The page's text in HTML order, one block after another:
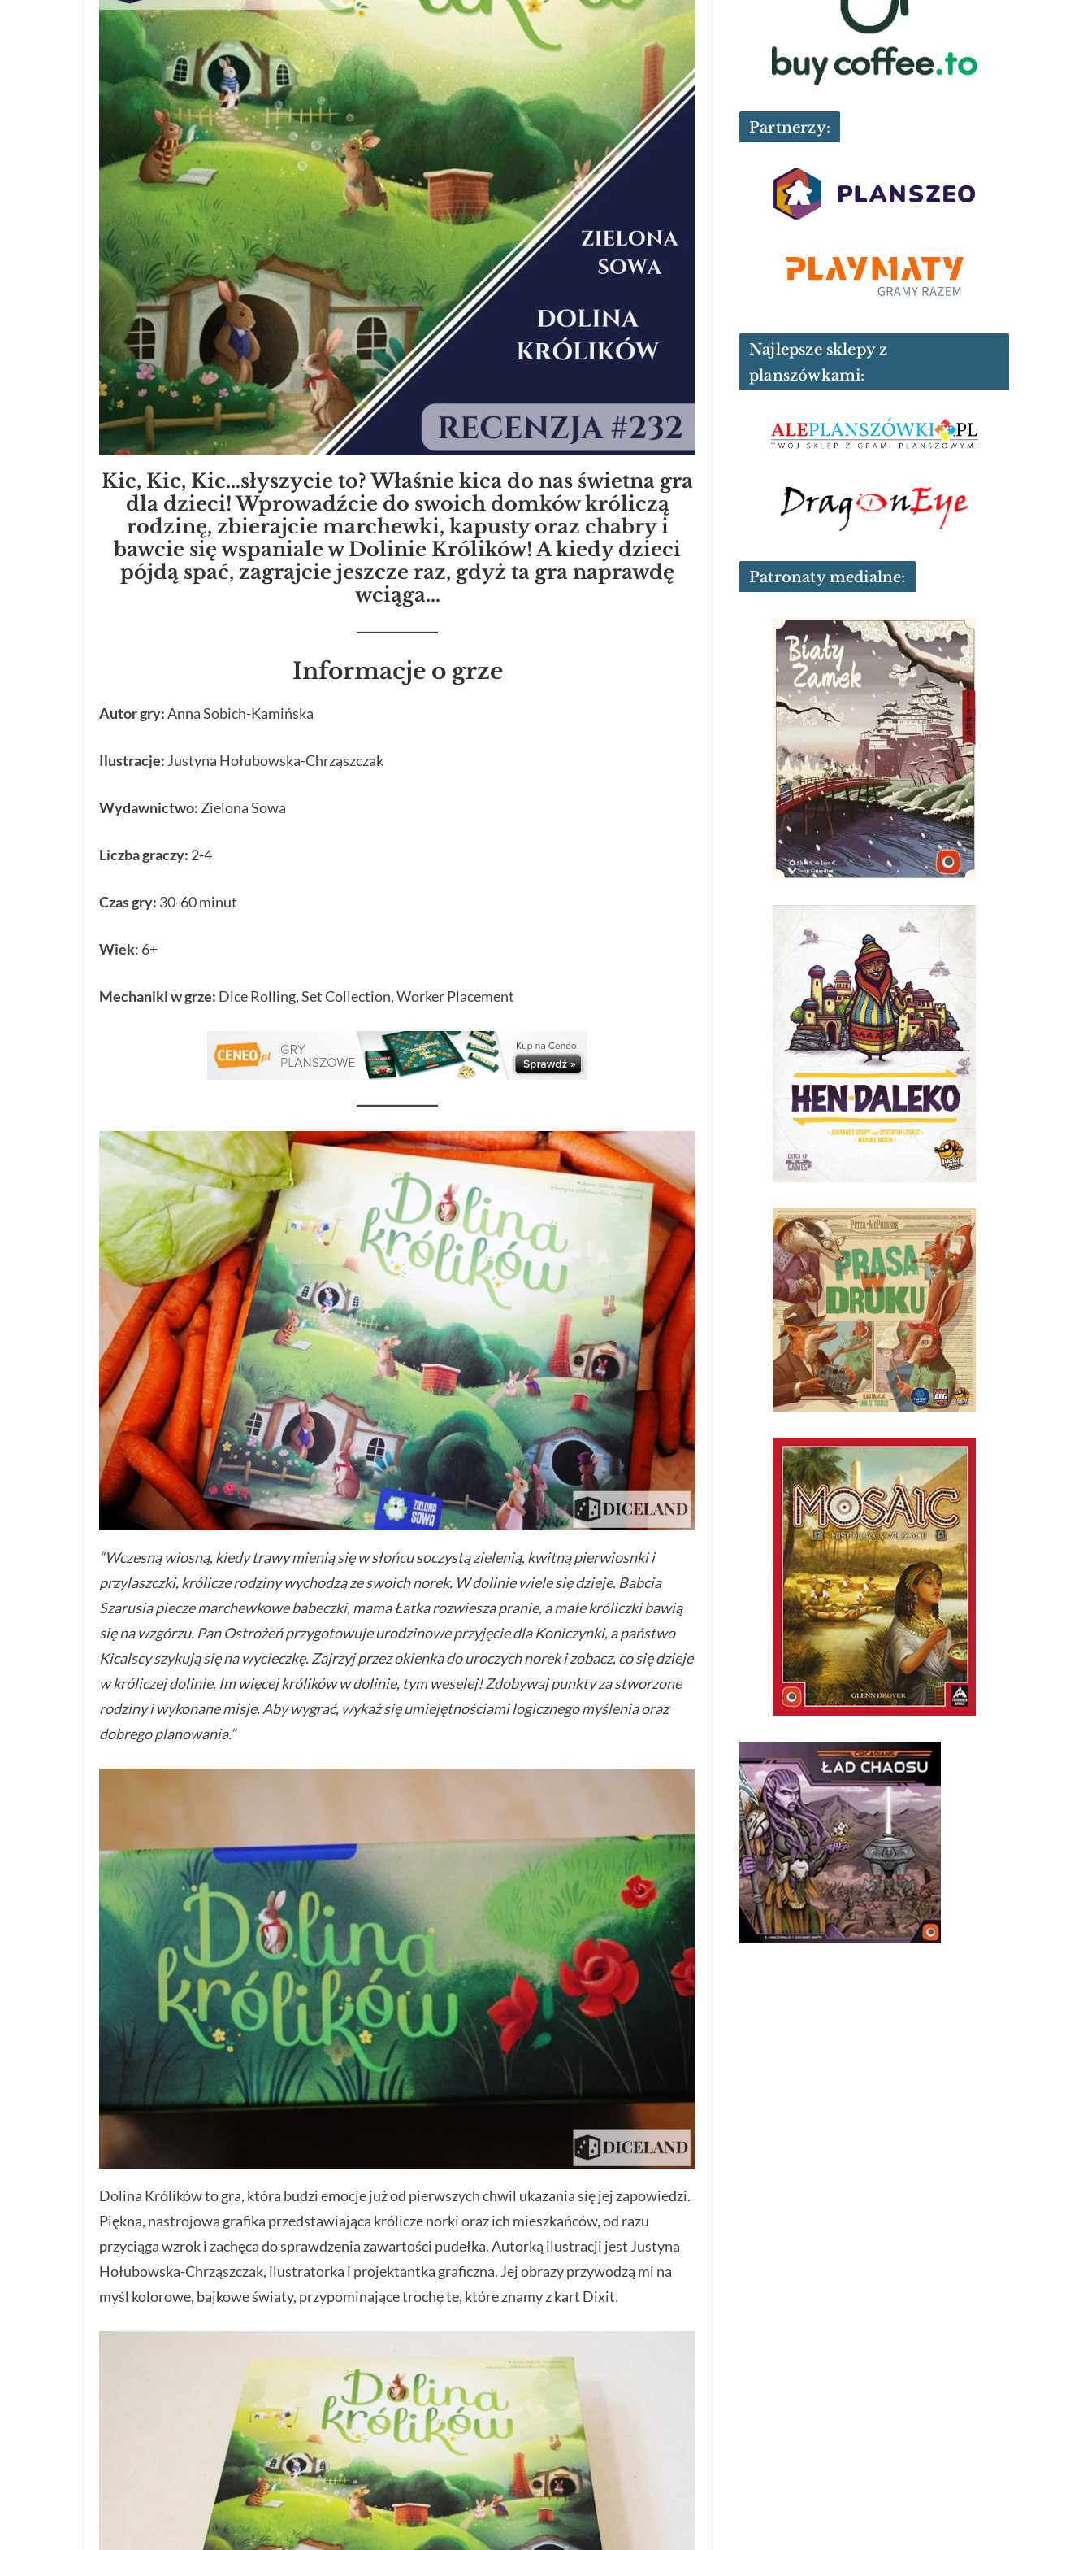
Kic, Kic, Kic…słyszycie to? Właśnie kica do nas świetna gra
dla dzieci! Wprowadźcie do swoich domków króliczą
rodzinę, zbierajcie marchewki, kapusty oraz chabry i
bawcie się wspaniale w Dolinie Królików! A kiedy dzieci
pójdą spać, zagrajcie jeszcze raz, gdyż ta gra naprawdę
wciąga…
Informacje o grze
Autor gry:Anna Sobich-Kamińska
Ilustracje: Justyna Hołubowska-Chrząszczak
Wydawnictwo: Zielona Sowa
Liczba graczy: 2-4
Czas gry: 30-60 minut
Wiek: 6+
Mechaniki w grze: Dice Rolling, Set Collection, Worker Placement
“Wczesną wiosną, kiedy trawy mienią się w słońcu soczystą zielenią, kwitną pierwiosnki i
przylaszczki, królicze rodziny wychodzą ze swoich norek. W dolinie wiele się dzieje. Babcia
Szarusia piecze marchewkowe babeczki, mama Łatka rozwiesza pranie, a małe króliczki bawią
się na wzgórzu. Pan Ostrożeń przygotowuje urodzinowe przyjęcie dla Koniczynki, a państwo
Kicalscy szykują się na wycieczkę. Zajrzyj przez okienka do uroczych norek i zobacz, co się dzieje
w króliczej dolinie. Im więcej królików w dolinie, tym weselej! Zdobywaj punkty za stworzone
rodziny i wykonane misje. Aby wygrać, wykaż się umiejętnościami logicznego myślenia oraz
dobrego planowania.”
Dolina Królików to gra, która budzi emocje już od pierwszych chwil ukazania się jej zapowiedzi.
Piękna, nastrojowa grafika przedstawiająca królicze norki oraz ich mieszkańców, od razu
przyciąga wzrok i zachęca do sprawdzenia zawartości pudełka. Autorką ilustracji jest Justyna
Hołubowska-Chrząszczak, ilustratorka i projektantka graficzna. Jej obrazy przywodzą mi na
myśl kolorowe, bajkowe światy, przypominające trochę te, które znamy z kart Dixit.
Partnerzy:
Najlepsze sklepy z
planszówkami:
Patronaty medialne: